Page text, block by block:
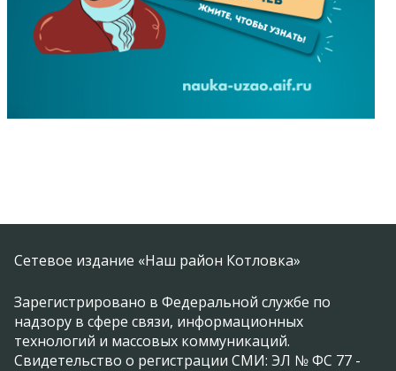
Сетевое издание «Наш район Котловка»
Зарегистрировано в Федеральной службе по
надзору в сфере связи, информационных
технологий и массовых коммуникаций.
Свидетельство о регистрации СМИ: ЭЛ № ФС 77 -